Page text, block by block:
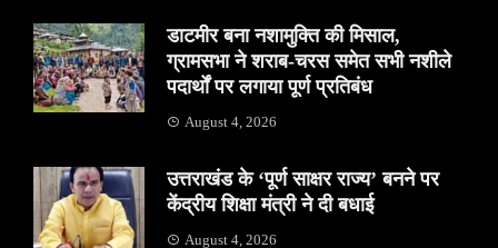
डाटमीर बना नशामुक्ति की मिसाल,
ग्रामसभा ने शराब-चरस समेत सभी नशीले
पदार्थों पर लगाया पूर्ण प्रतिबंध
August 4, 2026
उत्तराखंड के ‘पूर्ण साक्षर राज्य’ बनने पर
केंद्रीय शिक्षा मंत्री ने दी बधाई
August 4, 2026